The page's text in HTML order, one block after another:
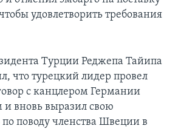
удовлетворить требования
Турции Реджепа Тайипа
что турецкий лидер провел
с канцлером Германии
вновь выразил свою
по поводу членства Швеции в